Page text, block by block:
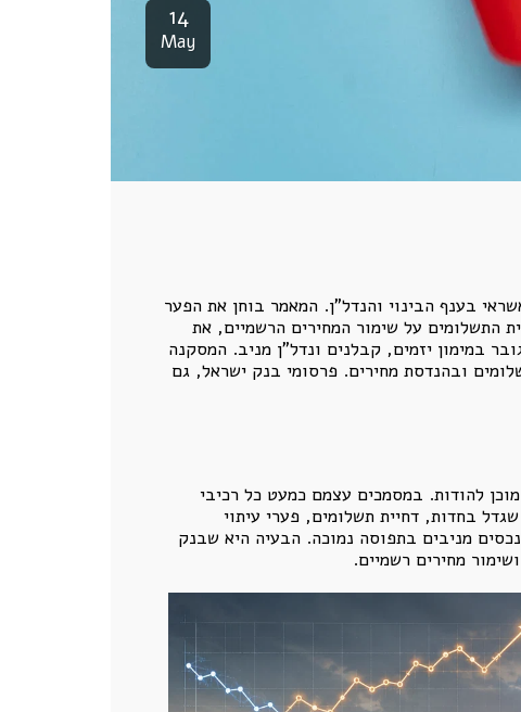
14
May
לדיור והתפתחות האשראי בענף הבינוי והנדל"ן. המאמר בוחן את הפער
היחלשות השוק הריאלי לבין המשך התרחבות האשראי הבנקאי, את השפעת מבצעי 20/80 ודחיית התשלומים על שימור המחירים הרשמיים, את
במימון יזמים, קבלנים ונדל"ן מניב. המסקנה
ובהנדסת מחירים. פרסומי בנק ישראל, גם
להודות. במסמכים עצמם כמעט כל רכיבי
בחדות, דחיית תשלומים, פערי עיתוי
מניבים בתפוסה נמוכה. הבעיה היא שבנק
מחירים רשמיים.